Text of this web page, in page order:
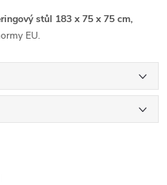
stůl 183 x 75 x 75 cm,
EU.